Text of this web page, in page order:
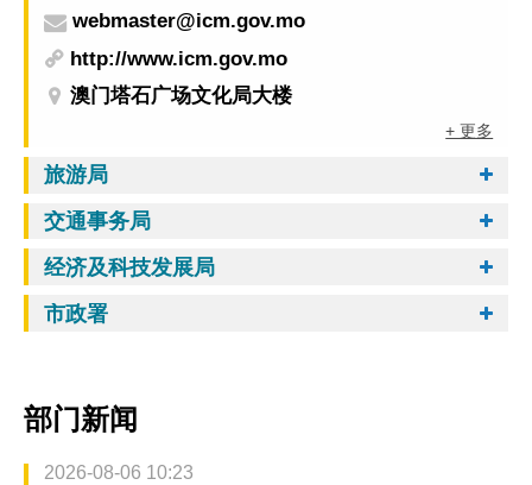
webmaster@icm.gov.mo
http://www.icm.gov.mo
澳门塔石广场文化局大楼
+ 更多
旅游局
交通事务局
经济及科技发展局
市政署
部门新闻
2026-08-06 10:23